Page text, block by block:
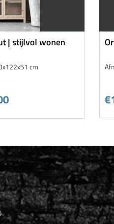
| stijlvol wonen
cm